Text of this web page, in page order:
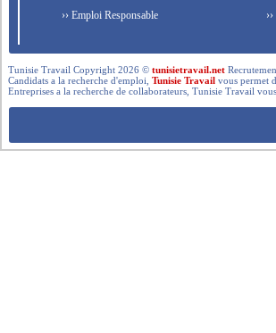
›› Emploi Responsable
Tunisie Travail Copyright 2026 ©tunisietravail.net
Candidats a la recherche d'emploi,Tunisie Travail vous permet
Entreprises a la recherche de collaborateurs, Tunisie Travail